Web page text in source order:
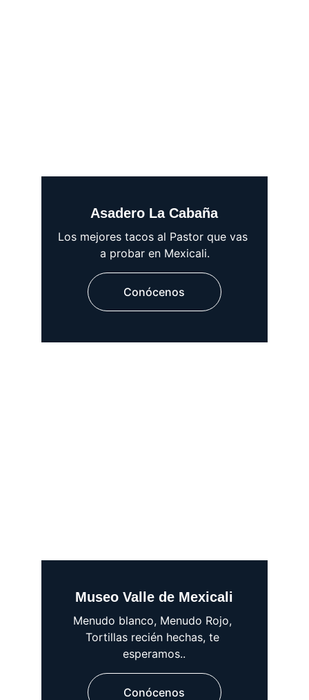
Asadero La Cabaña
Los mejores tacos al Pastor que vas
a probar en Mexicali.
Museo Valle de Mexicali
Menudo blanco, Menudo Rojo,
Tortillas recién hechas, te
esperamos..
Conócenos
Conócenos